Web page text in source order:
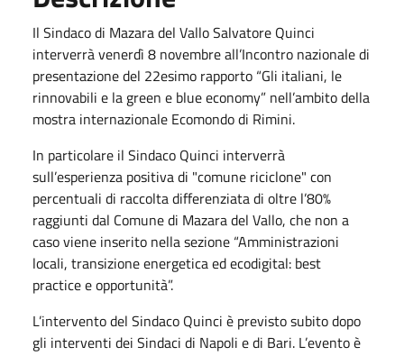
Il Sindaco di Mazara del Vallo Salvatore Quinci
interverrà venerdì 8 novembre all’Incontro nazionale di
presentazione del 22esimo rapporto “Gli italiani, le
rinnovabili e la green e blue economy” nell’ambito della
mostra internazionale Ecomondo di Rimini.
In particolare il Sindaco Quinci interverrà
sull’esperienza positiva di "comune riciclone" con
percentuali di raccolta differenziata di oltre l’80%
raggiunti dal Comune di Mazara del Vallo, che non a
caso viene inserito nella sezione “Amministrazioni
locali, transizione energetica ed ecodigital: best
practice e opportunità”.
L’intervento del Sindaco Quinci è previsto subito dopo
gli interventi dei Sindaci di Napoli e di Bari. L’evento è